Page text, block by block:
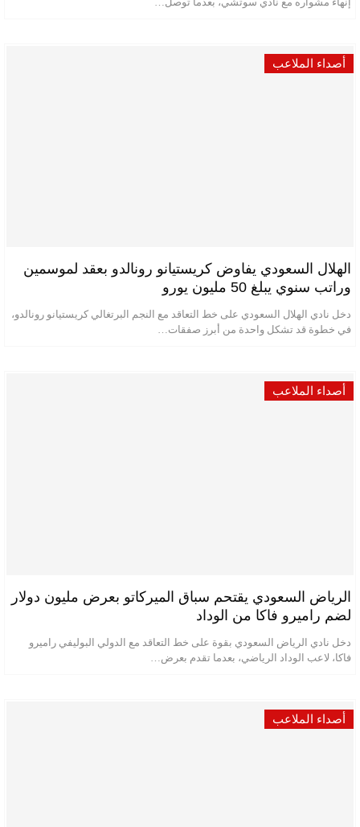
أصداء الملاعب
الهلال السعودي يفاوض كريستيانو رونالدو بعقد لموسمين
وراتب سنوي يبلغ 50 مليون يورو
دخل نادي الهلال السعودي على خط التعاقد مع النجم البرتغالي كريستيانو رونالدو،
في خطوة قد تشكل واحدة من أبرز صفقات…
أصداء الملاعب
الرياض السعودي يقتحم سباق الميركاتو بعرض مليون دولار
لضم راميرو فاكا من الوداد
دخل نادي الرياض السعودي بقوة على خط التعاقد مع الدولي البوليفي راميرو
فاكا، لاعب الوداد الرياضي، بعدما تقدم بعرض…
أصداء الملاعب